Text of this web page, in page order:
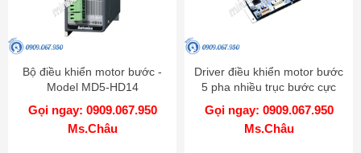
Bộ điều khiển motor bước -
Model MD5-HD14
Gọi ngay: 0909.067.950
Ms.Châu
Driver điều khiển motor bước
5 pha nhiều trục bước cực
nhỏ - Model MD5-HD14-2X-
3X
Gọi ngay: 0909.067.950
Ms.Châu